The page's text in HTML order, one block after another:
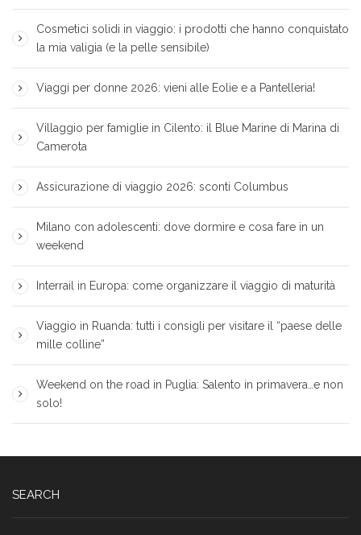
Cosmetici solidi in viaggio: i prodotti che hanno conquistato
la mia valigia (e la pelle sensibile)
Viaggi per donne 2026: vieni alle Eolie e a Pantelleria!
Villaggio per famiglie in Cilento: il Blue Marine di Marina di
Camerota
Assicurazione di viaggio 2026: sconti Columbus
Milano con adolescenti: dove dormire e cosa fare in un
weekend
Interrail in Europa: come organizzare il viaggio di maturità
Viaggio in Ruanda: tutti i consigli per visitare il “paese delle
mille colline”
Weekend on the road in Puglia: Salento in primavera…e non
solo!
SEARCH